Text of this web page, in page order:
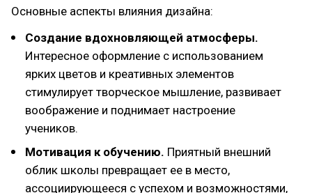
Основные аспекты влияния дизайна:
Создание вдохновляющей атмосферы.
Интересное оформление с использованием
ярких цветов и креативных элементов
стимулирует творческое мышление, развивает
воображение и поднимает настроение
учеников.
Мотивация к обучению. Приятный внешний
облик школы превращает ее в место,
ассоциирующееся с успехом и возможностями,